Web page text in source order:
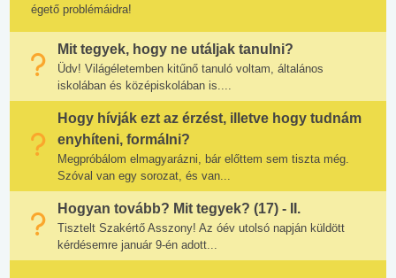
égető problémáidra!
Mit tegyek, hogy ne utáljak tanulni?
Üdv! Világéletemben kitűnő tanuló voltam, általános
iskolában és középiskolában is....
Hogy hívják ezt az érzést, illetve hogy tudnám
enyhíteni, formálni?
Megpróbálom elmagyarázni, bár előttem sem tiszta még.
Szóval van egy sorozat, és van...
Hogyan tovább? Mit tegyek? (17) - II.
Tisztelt Szakértő Asszony! Az óév utolsó napján küldött
kérdésemre január 9-én adott...